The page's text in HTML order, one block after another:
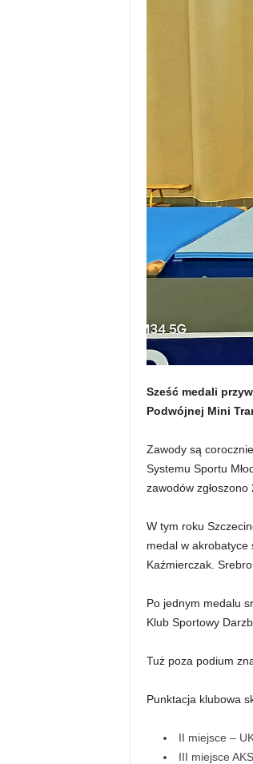
Sześć medali
Podwójnej Mini
Zawody są
Systemu Sportu
zawodów
W tym roku
medal w akrobatyce
Kaźmierczak.
Po jednym medalu
Klub Sportowy
Tuż poza podium
Punktacja klubowa
II miejsce –
III miejsce